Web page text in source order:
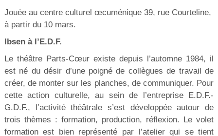
Jouée au centre culturel œcuménique 39, rue Courteline,
à partir du 10 mars.
Ibsen à l’E.D.F.
Le théâtre Parts-Cœur existe depuis l’automne 1984, il
est né du désir d’une poigné de collègues de travail de
créer, de monter sur les planches, de communiquer. Pour
cette action culturelle, au sein de l’entreprise E.D.F.-
G.D.F., l’activité théâtrale s’est développée autour de
trois thèmes : formation, production, réflexion. Le volet
formation est bien représenté par l’atelier qui se tient